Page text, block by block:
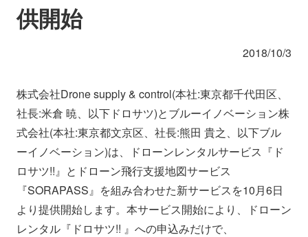
クラウドモビリティ研究所
会社情報 ニュース
採用情報 資料ダウンロード
IR情報 English
供開始
2018/10/3
株式会社Drone supply & control(本社:東京都千代田区、
社長:米倉 暁、以下ドロサツ)とブルーイノベーション株
式会社(本社:東京都文京区、社長:熊田 貴之、以下ブル
ーイノベーション)は、ドローンレンタルサービス『ド
ロサツ!!』とドローン飛行支援地図サービス
『SORAPASS』を組み合わせた新サービスを10月6日
より提供開始します。本サービス開始により、ドローン
レンタル『ドロサツ!! 』への申込みだけで、